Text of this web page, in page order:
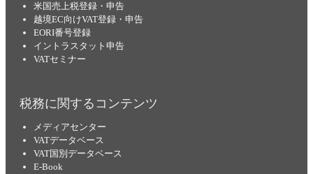
米国売上税登録・申告
越境EC向けVAT登録・申告
EORI番号登録
イントラスタット申告
VATセミナー
税務に関するコンテンツ
メディアセンター
VATデータベース
VAT国別データベース
E-Book